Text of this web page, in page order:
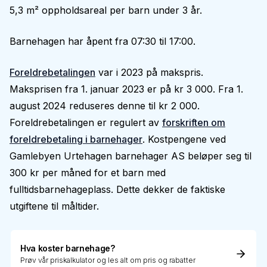
5,3 m² oppholdsareal per barn under 3 år.
Barnehagen har åpent fra 07:30 til 17:00.
Foreldrebetalingen var i 2023 på makspris.
Maksprisen fra 1. januar 2023 er på kr 3 000. Fra 1.
august 2024 reduseres denne til kr 2 000.
Foreldrebetalingen er regulert av forskriften om
foreldrebetaling i barnehager. Kostpengene ved
Gamlebyen Urtehagen barnehager AS beløper seg til
300 kr per måned for et barn med
fulltidsbarnehageplass. Dette dekker de faktiske
utgiftene til måltider.
Hva koster barnehage?
Prøv vår priskalkulator og les alt om pris og rabatter